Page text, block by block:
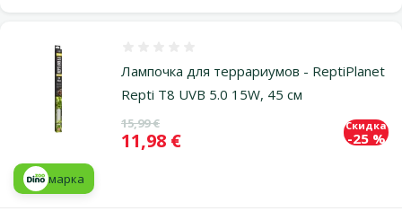
Лампочка для террариумов - ReptiPlanet
Repti T8 UVB 5.0 15W, 45 см
Исходная цена
15,99 €
Цена
11,98 €
Скидка
-25 %
марка